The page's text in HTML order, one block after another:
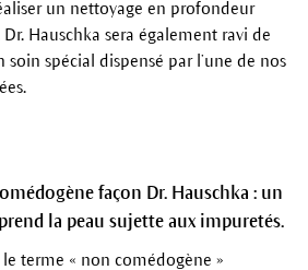
un nettoyage en profondeur
Hauschka sera également ravi de
spécial dispensé par l’une de nos
façon Dr. Hauschka : un
la peau sujette aux impuretés.
terme « non comédogène »